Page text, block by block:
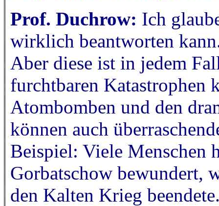
Prof. Duchrow: Ich
wirklich beantworten
Aber diese ist in jedem
furchtbaren Katastrophen
Atombomben und den
können auch
Beispiel: Viele Menschen
Gorbatschow bewundert,
den Kalten Krieg